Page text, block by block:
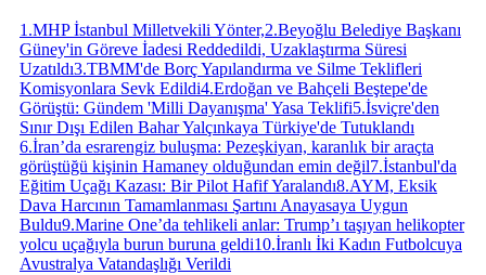
1 .MHP İstanbul Milletvekili Yönter,2.Beyoğlu Belediye Başkanı
Güney'in Göreve İadesi Reddedildi, Uzaklaştırma Süresi
Uzatıldı3.TBMM'de Borç Yapılandırma ve Silme Teklifleri
Komisyonlara Sevk Edildi4.Erdoğan ve Bahçeli Beştepe'de
Görüştü: Gündem 'Milli Dayanışma' Yasa Teklifi5.İsviçre'den
Sınır Dışı Edilen Bahar Yalçınkaya Türkiye'de Tutuklandı
6.İran’da esrarengiz buluşma: Pezeşkiyan, karanlık bir araçta
görüştüğü kişinin Hamaney olduğundan emin değil7.İstanbul'da
Eğitim Uçağı Kazası: Bir Pilot Hafif Yaralandı8.AYM, Eksik
Dava Harcının Tamamlanması Şartını Anayasaya Uygun
Buldu9.Marine One’da tehlikeli anlar: Trump’ı taşıyan helikopter
yolcu uçağıyla burun buruna geldi10.İranlı İki Kadın Futbolcuya
Avustralya Vatandaşlığı Verildi